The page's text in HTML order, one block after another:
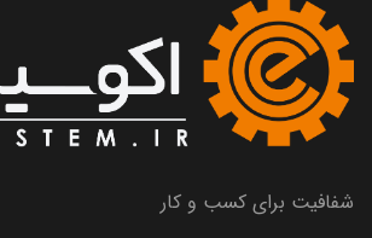
شفافیت برای کسب و کار